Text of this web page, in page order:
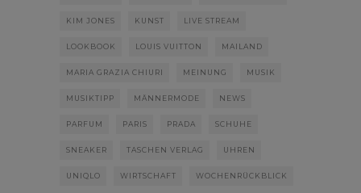
KIM JONES KUNST LIVE STREAM
LOOKBOOK LOUIS VUITTON MAILAND
MARIA GRAZIA CHIURI MEINUNG MUSIK
MUSIKTIPP MÄNNERMODE NEWS
PARFUM PARIS PRADA SCHUHE
SNEAKER TASCHEN VERLAG UHREN
UNIQLO WIRTSCHAFT WOCHENRÜCKBLICK